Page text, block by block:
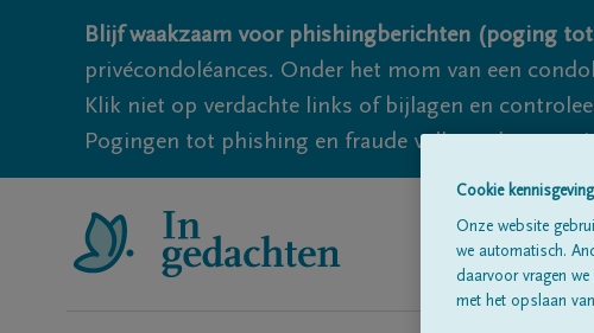
Blijf waakzaam voor phishingberichten (poging
privécondoléances. Onder het mom van een
Klik niet op verdachte links of bijlagen en
Pogingen tot phishing en fraude vallen echter
Cookie kennisgeving
Onze website
we automatisch.
daarvoor vragen
met het opslaan